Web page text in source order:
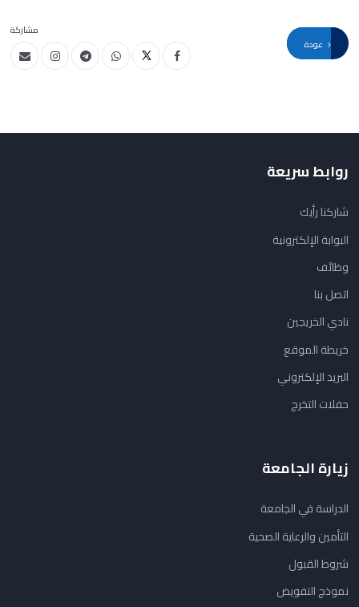
مشاركة
روابط سريعة
شاركنا رأيك
البوابة الإلكترونية
وظائف
اتصل بنا
نادي الخريجين
خريطة الموقع
البريد الإلكتروني
حفلات التخرج
زيارة الجامعة
الدراسة في الجامعة
التأمين والرعاية الصحية
شروط القبول
نموذج التفويض